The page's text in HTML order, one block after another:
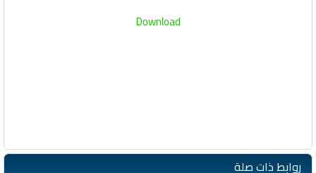
Download
روابط ذات صلة